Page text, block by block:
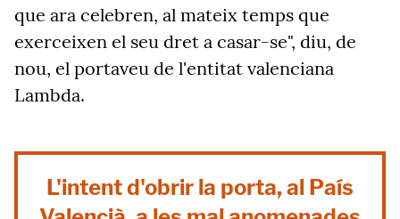
que ara celebren, al mateix temps que
exerceixen el seu dret a casar-se", diu, de
nou, el portaveu de l'entitat valenciana
Lambda.
L'intent d'obrir la porta, al País